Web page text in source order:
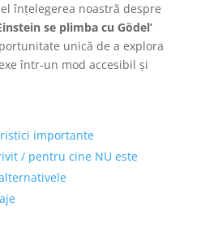
înțelegerea noastră despre
se plimba cu Gödel’
unică de a explora
într-un mod accesibil și
importante
/ pentru cine NU este